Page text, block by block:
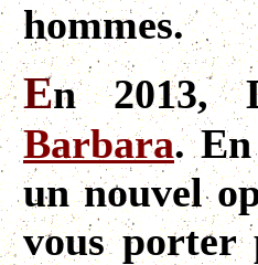
hommes.
En 2013,
Barbara. En
un nouvel
vous porter